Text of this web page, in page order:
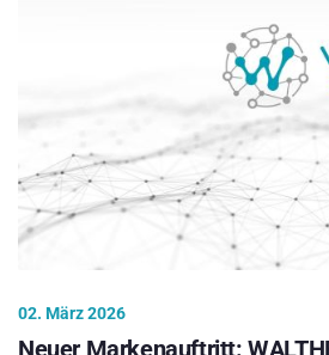
02. März 2026